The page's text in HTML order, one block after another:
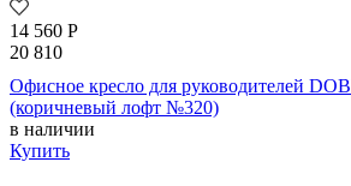
14 560 Р
20 810
Офисное кресло для руководителей
(коричневый лофт №320)
в наличии
Купить